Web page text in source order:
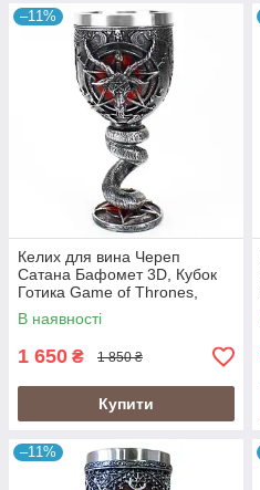
–11%
Келих для вина Череп
Сатана Бафомет 3D, Кубок
Готика Game of Thrones,
Подарунок
В наявності
1 650 ₴ 1 850 ₴
Купити
–11%